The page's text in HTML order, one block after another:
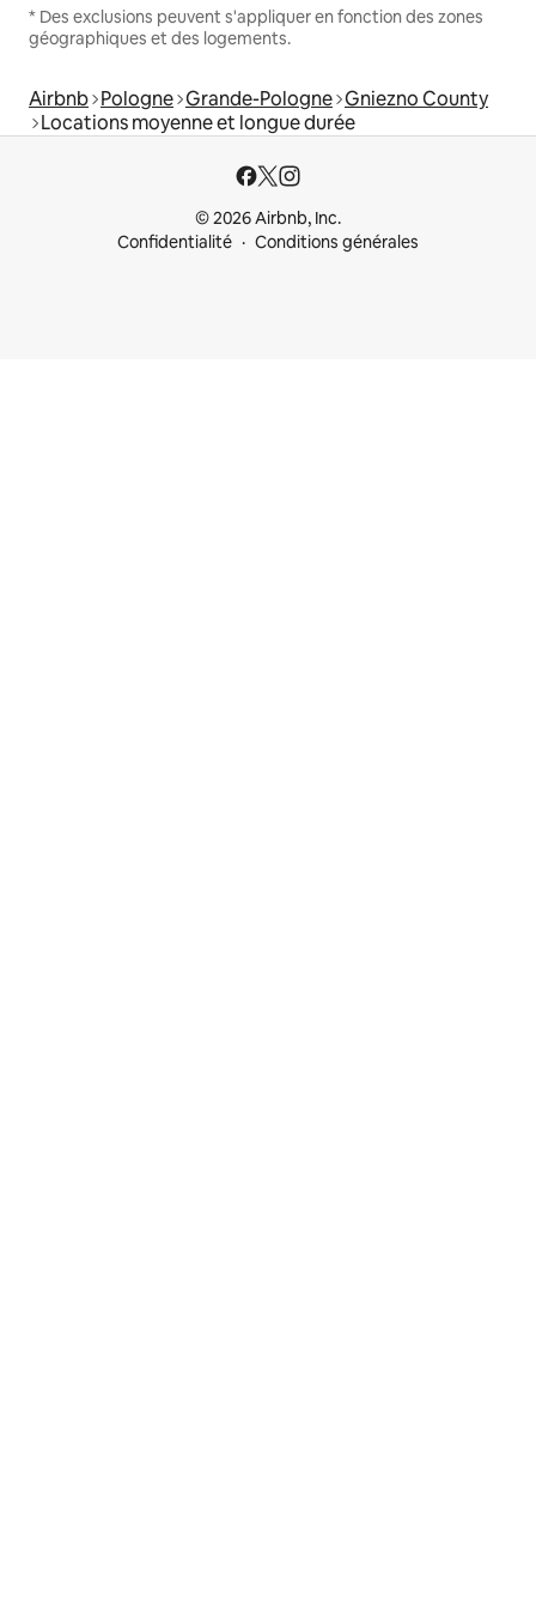
* Des exclusions peuvent s'appliquer en fonction des zones
géographiques et des logements.
Airbnb Pologne Grande-Pologne Gniezno County
Locations moyenne et longue durée
© 2026 Airbnb, Inc.
Confidentialité
Conditions générales